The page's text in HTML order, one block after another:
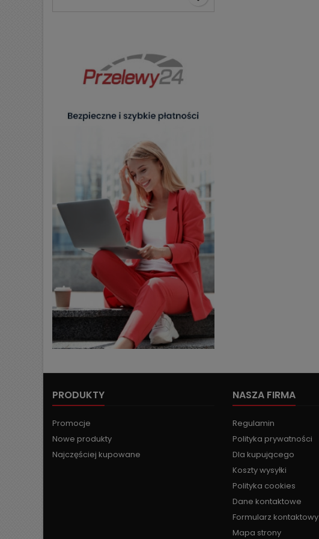
PRODUKTY
Promocje
Nowe produkty
Najczęściej kupowane
NASZA FIRMA
Regulamin
Polityka prywatności
Dla kupującego
Koszty wysyłki
Polityka cookies
Dane kontaktowe
Formularz kontaktowy
Mapa strony